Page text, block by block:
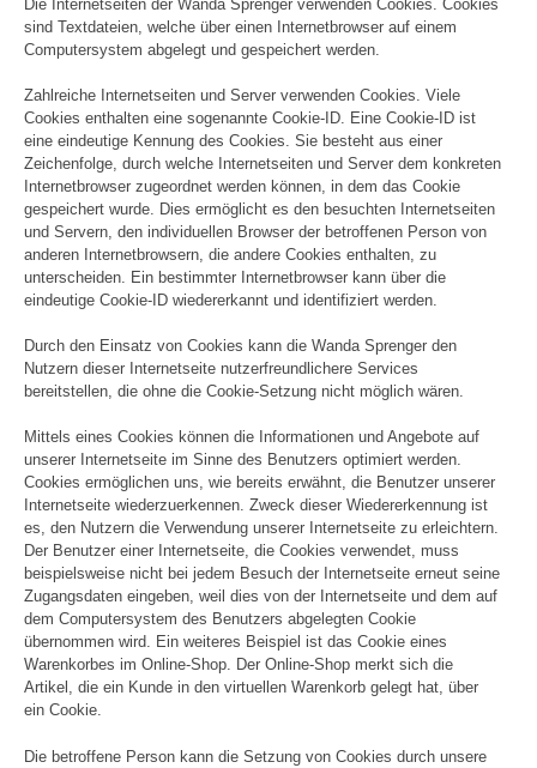
Die Internetseiten der Wanda Sprenger verwenden Cookies. Cookies
sind Textdateien, welche über einen Internetbrowser auf einem
Computersystem abgelegt und gespeichert werden.
Zahlreiche Internetseiten und Server verwenden Cookies. Viele
Cookies enthalten eine sogenannte Cookie-ID. Eine Cookie-ID ist
eine eindeutige Kennung des Cookies. Sie besteht aus einer
Zeichenfolge, durch welche Internetseiten und Server dem konkreten
Internetbrowser zugeordnet werden können, in dem das Cookie
gespeichert wurde. Dies ermöglicht es den besuchten Internetseiten
und Servern, den individuellen Browser der betroffenen Person von
anderen Internetbrowsern, die andere Cookies enthalten, zu
unterscheiden. Ein bestimmter Internetbrowser kann über die
eindeutige Cookie-ID wiedererkannt und identifiziert werden.
Durch den Einsatz von Cookies kann die Wanda Sprenger den
Nutzern dieser Internetseite nutzerfreundlichere Services
bereitstellen, die ohne die Cookie-Setzung nicht möglich wären.
Mittels eines Cookies können die Informationen und Angebote auf
unserer Internetseite im Sinne des Benutzers optimiert werden.
Cookies ermöglichen uns, wie bereits erwähnt, die Benutzer unserer
Internetseite wiederzuerkennen. Zweck dieser Wiedererkennung ist
es, den Nutzern die Verwendung unserer Internetseite zu erleichtern.
Der Benutzer einer Internetseite, die Cookies verwendet, muss
beispielsweise nicht bei jedem Besuch der Internetseite erneut seine
Zugangsdaten eingeben, weil dies von der Internetseite und dem auf
dem Computersystem des Benutzers abgelegten Cookie
übernommen wird. Ein weiteres Beispiel ist das Cookie eines
Warenkorbes im Online-Shop. Der Online-Shop merkt sich die
Artikel, die ein Kunde in den virtuellen Warenkorb gelegt hat, über
ein Cookie.
Die betroffene Person kann die Setzung von Cookies durch unsere